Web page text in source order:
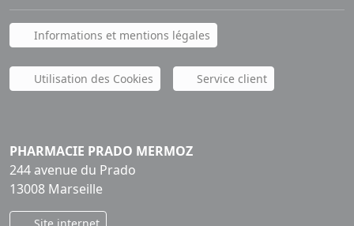
Informations et mentions légales
Utilisation des Cookies Service client
PHARMACIE PRADO MERMOZ
244 avenue du Prado
13008 Marseille